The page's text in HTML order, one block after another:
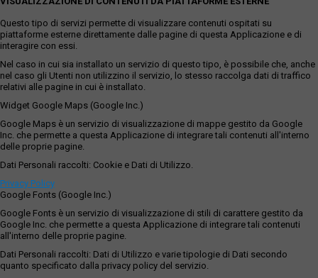
Questo tipo di servizi permette di visualizzare contenuti ospitati su
piattaforme esterne direttamente dalle pagine di questa Applicazione e di
interagire con essi.
Nel caso in cui sia installato un servizio di questo tipo, è possibile che, anche
nel caso gli Utenti non utilizzino il servizio, lo stesso raccolga dati di traffico
relativi alle pagine in cui è installato.
Widget Google Maps (Google Inc.)
Google Maps è un servizio di visualizzazione di mappe gestito da Google
Inc. che permette a questa Applicazione di integrare tali contenuti all'interno
delle proprie pagine.
Dati Personali raccolti: Cookie e Dati di Utilizzo.
Privacy Policy
Google Fonts (Google Inc.)
Google Fonts è un servizio di visualizzazione di stili di carattere gestito da
Google Inc. che permette a questa Applicazione di integrare tali contenuti
all'interno delle proprie pagine.
Dati Personali raccolti: Dati di Utilizzo e varie tipologie di Dati secondo
quanto specificato dalla privacy policy del servizio.